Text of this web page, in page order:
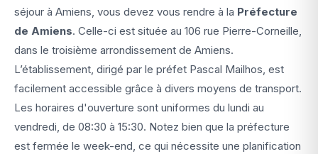
séjour à Amiens, vous devez vous rendre à la Préfecture
de Amiens. Celle-ci est située au 106 rue Pierre-Corneille,
dans le troisième arrondissement de Amiens.
L’établissement, dirigé par le préfet Pascal Mailhos, est
facilement accessible grâce à divers moyens de transport.
Les horaires d'ouverture sont uniformes du lundi au
vendredi, de 08:30 à 15:30. Notez bien que la préfecture
est fermée le week-end, ce qui nécessite une planification